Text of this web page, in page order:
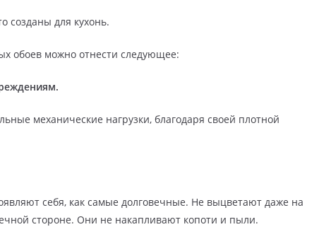
созданы для кухонь.
обоев можно отнести следующее:
механические нагрузки, благодаря своей плотной
себя, как самые долговечные. Не выцветают даже на
стороне. Они не накапливают копоти и пыли.